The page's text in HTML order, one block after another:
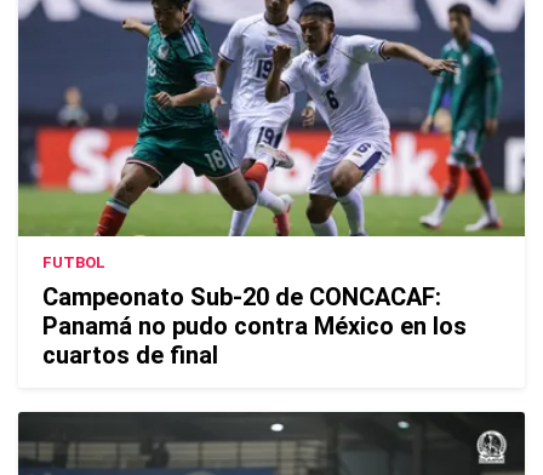
FUTBOL
Campeonato Sub-20 de CONCACAF:
Panamá no pudo contra México en los
cuartos de final